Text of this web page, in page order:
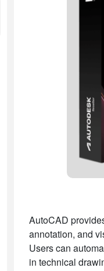
AutoCAD
annotation, and
Users can
in technical